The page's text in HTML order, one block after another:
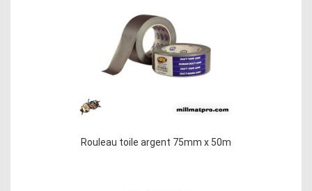
Rouleau toile argent 75mm x 50m